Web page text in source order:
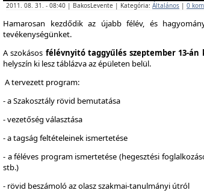
2011. 08. 31. - 08:40 | BakosLevente | Kategória: Általános | 0
Hamarosan kezdődik az újabb félév, és
tevékenységünket.
A szokásos félévnyitó taggyűlés szeptember 13-án
helyszín ki lesz táblázva az épületen belül.
A tervezett program:
- a Szakosztály rövid bemutatása
- vezetőség választása
- a tagság feltételeinek ismertetése
- a féléves program ismertetése (hegesztési
stb.)
- rövid beszámoló az olasz szakmai-tanulmányi útról